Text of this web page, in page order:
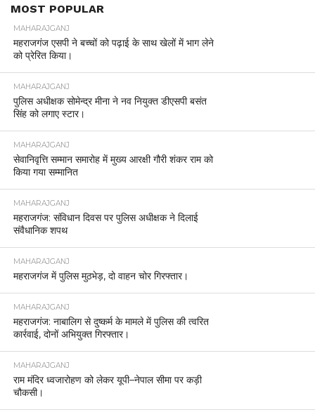
MOST POPULAR
MAHARAJGANJ
महराजगंज एसपी ने बच्चों को पढ़ाई के साथ खेलों में भाग लेने
को प्रेरित किया।
MAHARAJGANJ
पुलिस अधीक्षक सोमेन्द्र मीना ने नव नियुक्त डीएसपी बसंत
सिंह को लगाए स्टार।
MAHARAJGANJ
सेवानिवृत्ति सम्मान समारोह में मुख्य आरक्षी गौरी शंकर राम को
किया गया सम्मानित
MAHARAJGANJ
महराजगंज: संविधान दिवस पर पुलिस अधीक्षक ने दिलाई
संवैधानिक शपथ
MAHARAJGANJ
महराजगंज में पुलिस मुठभेड़, दो वाहन चोर गिरफ्तार।
MAHARAJGANJ
महराजगंज: नाबालिग से दुष्कर्म के मामले में पुलिस की त्वरित
कार्रवाई, दोनों अभियुक्त गिरफ्तार।
MAHARAJGANJ
राम मंदिर ध्वजारोहण को लेकर यूपी–नेपाल सीमा पर कड़ी
चौकसी।